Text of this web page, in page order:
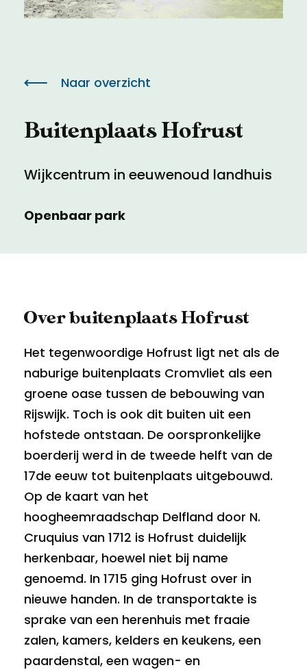
Buitenplaats Hofrust
Wijkcentrum in eeuwenoud landhuis
Openbaar park
Naar overzicht
Over buitenplaats Hofrust
Het tegenwoordige Hofrust ligt net als de
naburige buitenplaats Cromvliet als een
groene oase tussen de bebouwing van
Rijswijk. Toch is ook dit buiten uit een
hofstede ontstaan. De oorspronkelijke
boerderij werd in de tweede helft van de
17de eeuw tot buitenplaats uitgebouwd.
Op de kaart van het
hoogheemraadschap Delfland door N.
Cruquius van 1712 is Hofrust duidelijk
herkenbaar, hoewel niet bij name
genoemd. In 1715 ging Hofrust over in
nieuwe handen. In de transportakte is
sprake van een herenhuis met fraaie
zalen, kamers, kelders en keukens, een
paardenstal, een wagen- en